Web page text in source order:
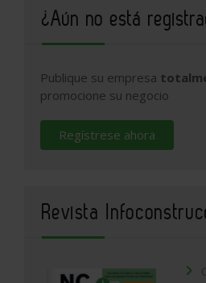
¿Aún no está
Publique su empresa
promocione su negocio
Regístrese ahora
Revista